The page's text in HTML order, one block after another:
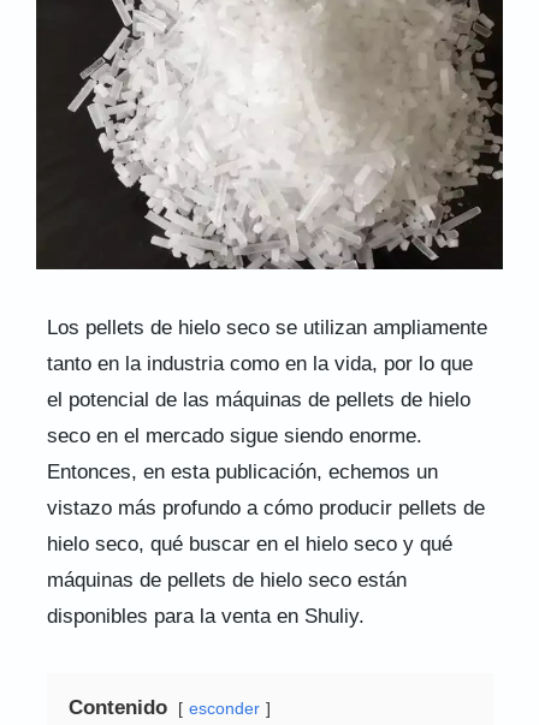
Los pellets de hielo seco se utilizan ampliamente
tanto en la industria como en la vida, por lo que
el potencial de las máquinas de pellets de hielo
seco en el mercado sigue siendo enorme.
Entonces, en esta publicación, echemos un
vistazo más profundo a cómo producir pellets de
hielo seco, qué buscar en el hielo seco y qué
máquinas de pellets de hielo seco están
disponibles para la venta en Shuliy.
Contenido esconder